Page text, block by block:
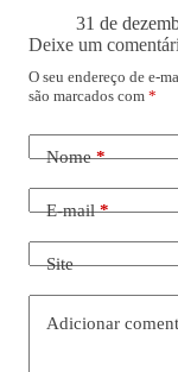
31 de
Deixe um
O seu endereço de e-
são marcados com *
Nome*
E-mail*
Site
Adicionar